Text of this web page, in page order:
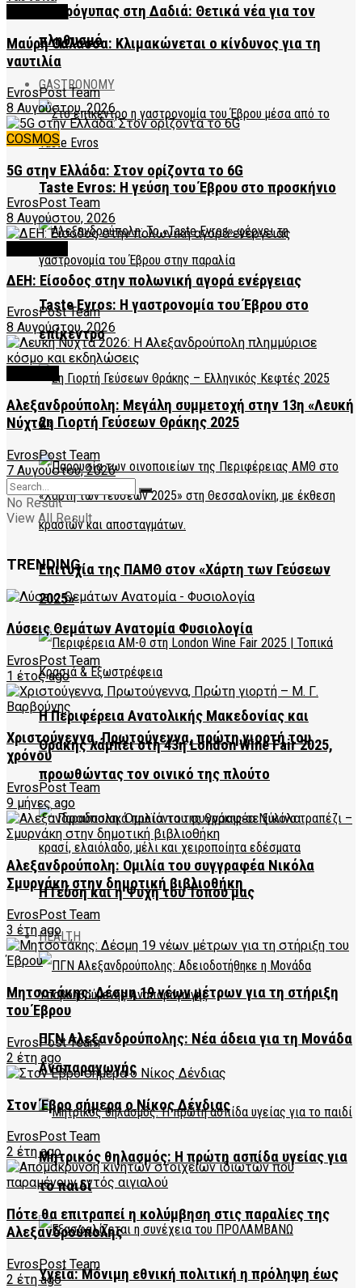
Μαυρόγυπας στη Δαδιά: Θετικά νέα για τον
πληθυσμό
GASTRONOMY
Taste Evros: Η γεύση του Έβρου στο προσκήνιο
Taste Evros: Η γαστρονομία του Έβρου στο
επίκεντρο
2η Γιορτή Γεύσεων Θράκης 2025
Επιτυχία της ΠΑΜΘ στον «Χάρτη των Γεύσεων
2025»
Η Περιφέρεια Ανατολικής Μακεδονίας και
Θράκης λάμπει στη 43η London Wine Fair 2025,
προωθώντας τον οινικό της πλούτο
Η Γεύση και η Ψυχή του Τόπου μας
HEALTH
ΠΓΝ Αλεξανδρούπολης: Νέα άδεια για τη Μονάδα
Αναπαραγωγής
Μητρικός θηλασμός: Η πρώτη ασπίδα υγείας για
το παιδί
Υγεία: Μόνιμη εθνική πολιτική η πρόληψη έως
Μαύρη Θάλασσα: Κλιμακώνεται ο κίνδυνος για τη
ναυτιλία
EvrosPost Team
8 Αυγούστου, 2026
COSMOS
5G στην Ελλάδα: Στον ορίζοντα το 6G
EvrosPost Team
8 Αυγούστου, 2026
ΔΕΗ: Είσοδος στην πολωνική αγορά ενέργειας
EvrosPost Team
8 Αυγούστου, 2026
Αλεξανδρούπολη: Μεγάλη συμμετοχή στην 13η «Λευκή
Νύχτα»
EvrosPost Team
7 Αυγούστου, 2026
No Result
View All Result
TRENDING
Λύσεις Θεμάτων Ανατομία Φυσιολογία
EvrosPost Team
1 έτος ago
Χριστούγεννα, Πρωτούγεννα, πρώτη γιορτή του
χρόνου
EvrosPost Team
9 μήνες ago
Αλεξανδρούπολη: Ομιλία του συγγραφέα Νικόλα
Σμυρνάκη στην δημοτική βιβλιοθήκη
EvrosPost Team
3 έτη ago
Μητσοτάκης: Δέσμη 19 νέων μέτρων για τη στήριξη
του Έβρου
EvrosPost Team
2 έτη ago
Στον Έβρο σήμερα ο Νίκος Δένδιας
EvrosPost Team
2 έτη ago
Πότε θα επιτραπεί η κολύμβηση στις παραλίες της
Αλεξανδρούπολης
EvrosPost Team
2 έτη ago